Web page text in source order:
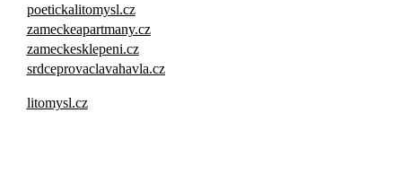
poetickalitomysl.cz
zameckeapartmany.cz
zameckesklepeni.cz
srdceprovaclavahavla.cz
litomysl.cz